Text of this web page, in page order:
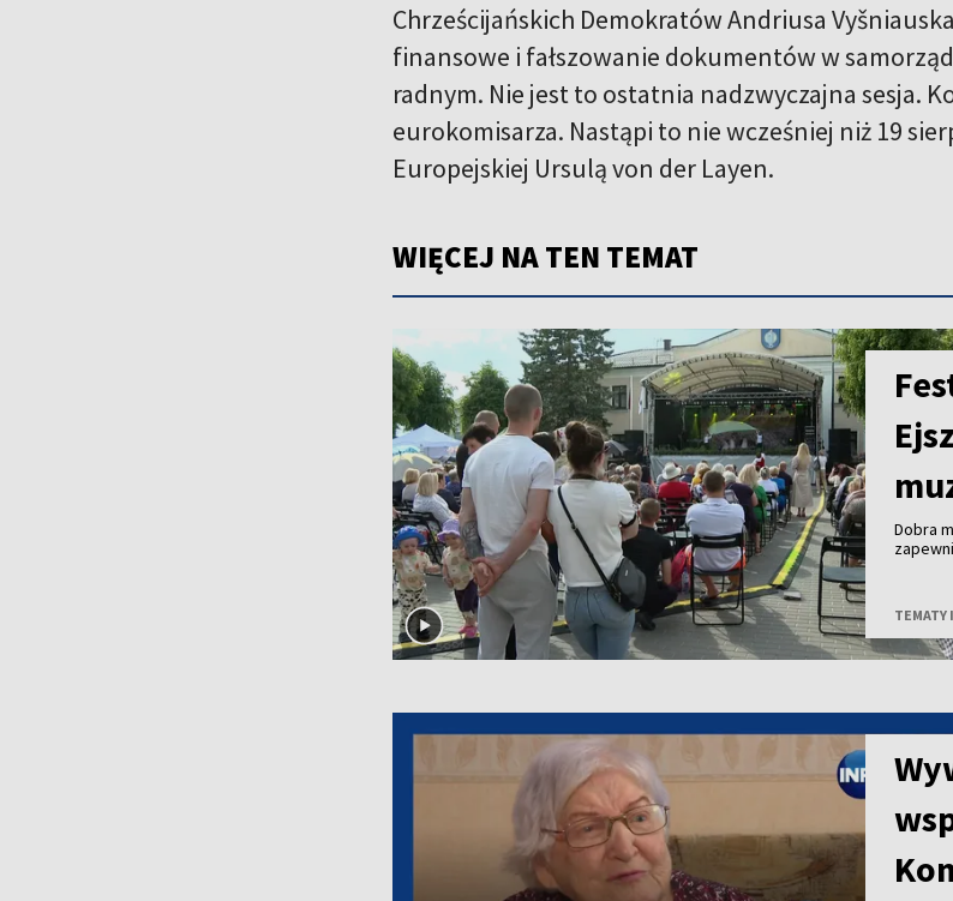
Chrześcijańskich Demokratów Andriusa
finansowe i fałszowanie dokumentów w
radnym. Nie jest to ostatnia nadzwyczajna sesja.
eurokomisarza. Nastąpi to nie wcześniej niż 19
Europejskiej Ursulą von der Layen.
WIĘCEJ NA TEN TEMAT
Dobra
TEMATY